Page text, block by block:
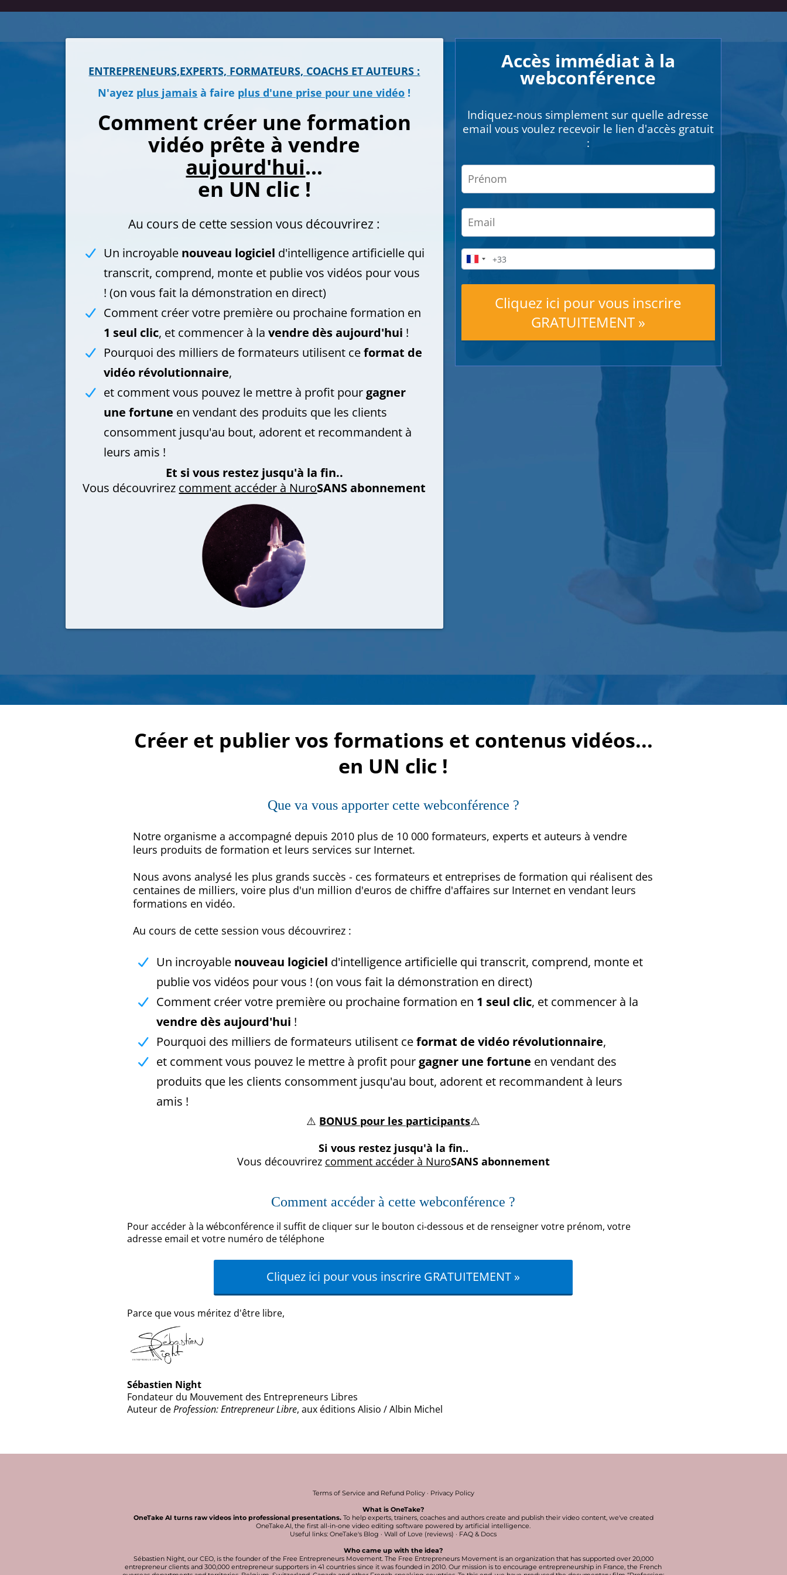
ENTREPRENEURS,EXPERTS, FORMATEURS, COACHS ET AUTEURS :
N'ayez plus jamais à faire plus d'une prise pour une vidéo !
Comment créer une formation
vidéo prête à vendre
aujourd'hui...
en UN clic !
Au cours de cette session vous découvrirez :
Un incroyable nouveau logiciel d'intelligence artificielle qui
transcrit, comprend, monte et publie vos vidéos pour vous
! (on vous fait la démonstration en direct)
Comment créer votre première ou prochaine formation en
1 seul clic, et commencer à la vendre dès aujourd'hui !
Pourquoi des milliers de formateurs utilisent ceformat de
vidéo révolutionnaire,
et comment vous pouvez le mettre à profit pour gagner
une fortune en vendant des produits que les clients
consomment jusqu'au bout, adorent et recommandent à
leurs amis !
Et si vous restez jusqu'à la fin..
Vous découvrirez comment accéder à NuroSANS abonnement
Accès immédiat à la
webconférence
Indiquez-nous simplement sur quelle adresse
email vous voulez recevoir le lien d'accès gratuit
:
Cliquez ici pour vous inscrire
GRATUITEMENT »
Créer et publier vos formations et contenus vidéos...
en UN clic !
Que va vous apporter cette webconférence ?
Notre organisme a accompagné depuis 2010 plus de 10 000 formateurs, experts et auteurs à vendre
leurs produits de formation et leurs services sur Internet.
Nous avons analysé les plus grands succès - ces formateurs et entreprises de formation qui réalisent des
centaines de milliers, voire plus d'un million d'euros de chiffre d'affaires sur Internet en vendant leurs
formations en vidéo.
Au cours de cette session vous découvrirez :
Un incroyable nouveau logiciel d'intelligence artificielle qui transcrit, comprend, monte et
publie vos vidéos pour vous ! (on vous fait la démonstration en direct)
Comment créer votre première ou prochaine formation en 1 seul clic, et commencer à la
vendre dès aujourd'hui !
Pourquoi des milliers de formateurs utilisent ceformat de vidéo révolutionnaire,
et comment vous pouvez le mettre à profit pour gagner une fortune en vendant des
produits que les clients consomment jusqu'au bout, adorent et recommandent à leurs
amis !
⚠️ BONUS pour les participants⚠️
Si vous restez jusqu'à la fin..
Vous découvrirez comment accéder à NuroSANS abonnement
Comment accéder à cette webconférence ?
Pour accéder à la wébconférence il suffit de cliquer sur le bouton ci-dessous et de renseigner votre prénom, votre
adresse email et votre numéro de téléphone
Cliquez ici pour vous inscrire GRATUITEMENT »
Parce que vous méritez d'être libre,
Sébastien Night
Fondateur du Mouvement des Entrepreneurs Libres
Auteur deProfession: Entrepreneur Libre, aux éditions Alisio / Albin Michel
Terms of Service and Refund Policy· Privacy Policy
What is OneTake?
OneTake AI turns raw videos into professional presentations. To help experts, trainers, coaches and authors create and publish their video content, we've created
OneTake.AI, the first all-in-one video editing software powered by artificial intelligence.
Useful links:OneTake's Blog ·Wall of Love (reviews) · FAQ & Docs
Who came up with the idea?
Sébastien Night, our CEO, is the founder of the Free Entrepreneurs Movement. The Free Entrepreneurs Movement is an organization that has supported over 20,000
entrepreneur clients and 300,000 entrepreneur supporters in 41 countries since it was founded in 2010. Our mission is to encourage entrepreneurship in France, the French